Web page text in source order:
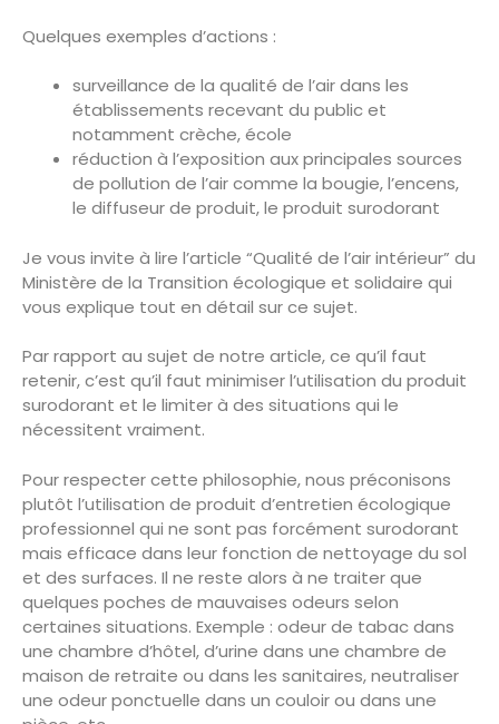
Quelques exemples d’actions :
surveillance de la qualité de l’air dans les
établissements recevant du public et
notamment crèche, école
réduction à l’exposition aux principales sources
de pollution de l’air comme la bougie, l’encens,
le diffuseur de produit, le produit surodorant
Je vous invite à lire l’article “Qualité de l’air intérieur” du
Ministère de la Transition écologique et solidaire qui
vous explique tout en détail sur ce sujet.
Par rapport au sujet de notre article, ce qu’il faut
retenir, c’est qu’il faut minimiser l’utilisation du produit
surodorant et le limiter à des situations qui le
nécessitent vraiment.
Pour respecter cette philosophie, nous préconisons
plutôt l’utilisation de produit d’entretien écologique
professionnel qui ne sont pas forcément surodorant
mais efficace dans leur fonction de nettoyage du sol
et des surfaces. Il ne reste alors à ne traiter que
quelques poches de mauvaises odeurs selon
certaines situations. Exemple : odeur de tabac dans
une chambre d’hôtel, d’urine dans une chambre de
maison de retraite ou dans les sanitaires, neutraliser
une odeur ponctuelle dans un couloir ou dans une